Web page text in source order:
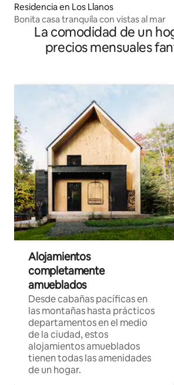
Residencia en Los Llanos
Bonita casa tranquila con vistas al mar
La comodidad de un
precios mensuales
Alojamientos
completamente
amueblados
Desde cabañas pacíficas en
las montañas hasta prácticos
departamentos en el medio
de la ciudad, estos
alojamientos amueblados
tienen todas las amenidades
de un hogar.